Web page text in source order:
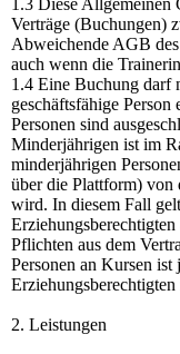
1.3 Diese Allgemeinen
Verträge (Buchungen)
Abweichende AGB
auch wenn die
1.4 Eine Buchung darf
geschäftsfähige
Personen sind
Minderjährigen ist im
minderjährigen
über die Plattform) von
wird. In diesem Fall
Pflichten aus dem
Personen an Kursen ist
Erziehungsberechtigten
2. Leistungen